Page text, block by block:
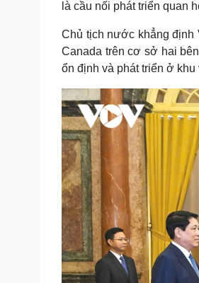
là cầu nối phát triển quan
Chủ tịch nước khẳng định
Canada trên cơ sở hai
ổn định và phát triển ở